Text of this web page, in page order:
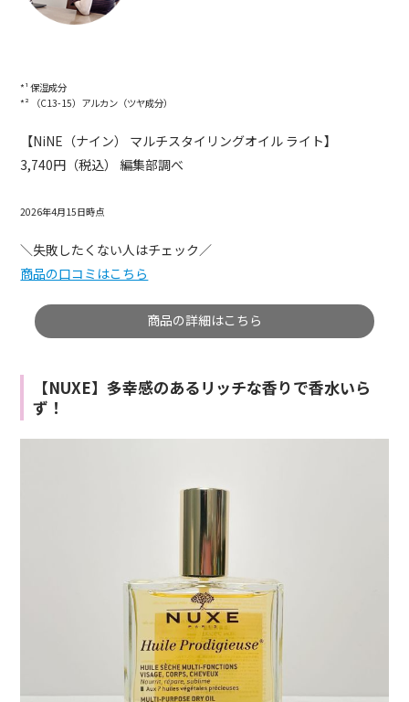
*¹ 保湿成分
*² （C13-15）アルカン（ツヤ成分）
【NiNE（ナイン） マルチスタイリングオイル ライト】
3,740円（税込） 編集部調べ
2026年4月15日時点
＼失敗したくない人はチェック／
商品の口コミはこちら
商品の詳細はこちら
【NUXE】多幸感のあるリッチな香りで香水いら
ず！